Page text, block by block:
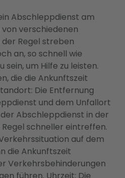
Abschleppdienst am
verschiedenen
Regel streben
an, so schnell wie
um Hilfe zu leisten.
die die Ankunftszeit
Die Entfernung
und dem Unfallort
Abschleppdienst in der
Regel schneller eintreffen.
auf dem
die Ankunftszeit
Verkehrsbehinderungen